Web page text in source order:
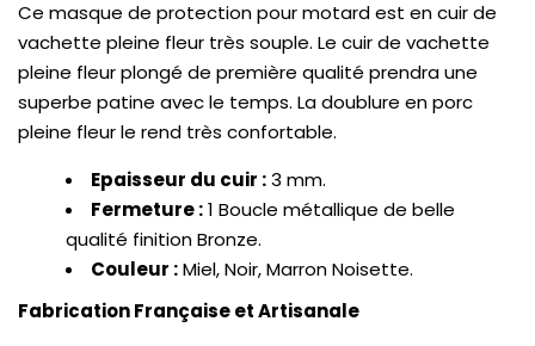
Ce masque de protection pour motard est en cuir de
vachette pleine fleur très souple. Le cuir de vachette
pleine fleur plongé de première qualité prendra une
superbe patine avec le temps. La doublure en porc
pleine fleur le rend très confortable.
Epaisseur du cuir :3 mm.
Fermeture :1 Boucle métallique de belle
qualité finition Bronze.
Couleur :Miel, Noir, Marron Noisette.
Fabrication Française et Artisanale